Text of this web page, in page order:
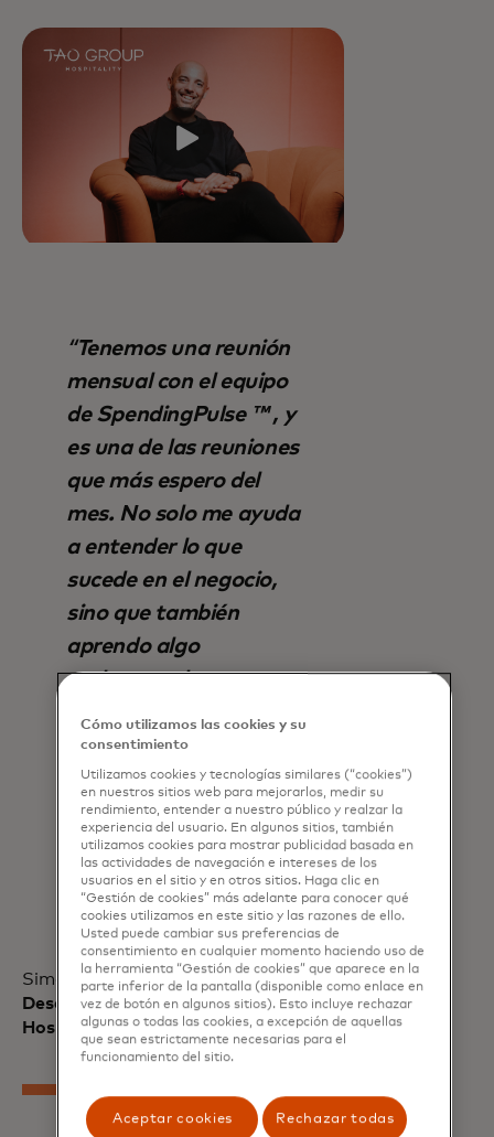
Tenemos una reunión
mensual con el equipo
de SpendingPulse ™ , y
es una de las reuniones
que más espero del
mes. No solo me ayuda
a entender lo que
sucede en el negocio,
sino que también
aprendo algo
realmente de
personas que están
muy cerca de la
economía
estadounidense y de
algunos de los factores
que la afectan.
Simon Farrow, Director Global de
Desempeño Empresarial, Tao Group
Hospitality
Cómo utilizamos las cookies y su
consentimiento
Utilizamos cookies y tecnologías similares (“cookies”)
en nuestros sitios web para mejorarlos, medir su
rendimiento, entender a nuestro público y realzar la
experiencia del usuario. En algunos sitios, también
utilizamos cookies para mostrar publicidad basada en
las actividades de navegación e intereses de los
usuarios en el sitio y en otros sitios. Haga clic en
“Gestión de cookies” más adelante para conocer qué
cookies utilizamos en este sitio y las razones de ello.
Usted puede cambiar sus preferencias de
consentimiento en cualquier momento haciendo uso de
la herramienta “Gestión de cookies” que aparece en la
parte inferior de la pantalla (disponible como enlace en
vez de botón en algunos sitios). Esto incluye rechazar
algunas o todas las cookies, a excepción de aquellas
que sean estrictamente necesarias para el
funcionamiento del sitio.
Aceptar cookies Rechazar todas